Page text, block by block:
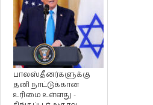
பாலஸ்தீனர்களுக்கு
தனி நாட்டுக்கான
உரிமை உள்ளது -